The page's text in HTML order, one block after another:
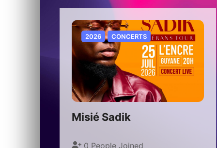
2026 CONCERTS
Misié Sadik
0 People Joined